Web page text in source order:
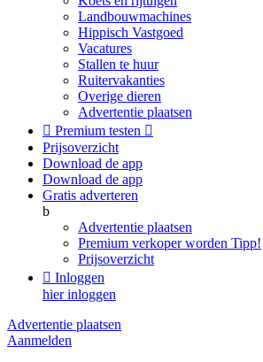
Landbouwmachines
Hippisch Vastgoed
Vacatures
Stallen te huur
Ruitervakanties
Overige dieren
Advertentie plaatsen
 Premium testen 
Prijsoverzicht
Download de app
Download de app
Gratis adverteren
b
Advertentie plaatsen
Premium verkoper worden Tipp!
Prijsoverzicht
 Inloggen
hier inloggen
Advertentie plaatsen
Aanmelden